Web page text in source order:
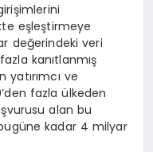
eşleştirmeye
değerindeki veri
kanıtlanmış
yatırımcı ve
fazla ülkeden
alan bu
kadar 4 milyar